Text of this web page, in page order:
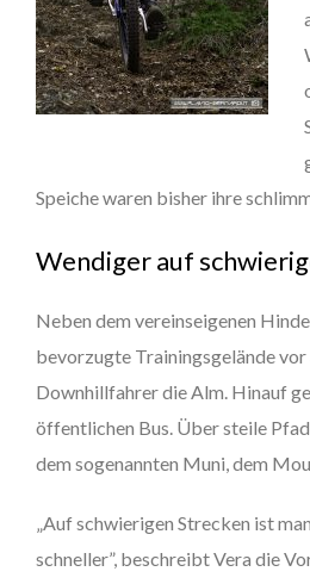
Speiche waren bisher ihre
Wendiger auf
Neben dem vereinseigenen
bevorzugte Trainingsgelände
Downhillfahrer die Alm. Hinauf
öffentlichen Bus. Über steile
dem sogenannten Muni, dem
„Auf schwierigen Strecken ist
schneller”, beschreibt Vera die